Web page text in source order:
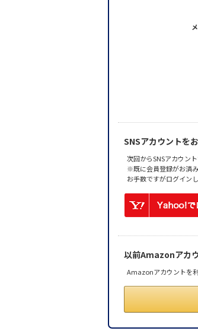
SNSアカウントを
次回からSNSアカウン
※既に会員登録がお済み
お手数ですがログイン
以前Amazonアカ
Amazonアカウントを